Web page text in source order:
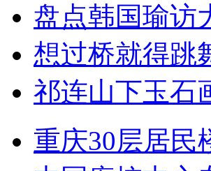
盘点韩国瑜访
想过桥就得跳
祁连山下玉石
重庆30层居